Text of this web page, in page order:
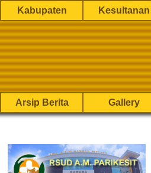
Kabupaten Kesultanan
Arsip Berita Gallery